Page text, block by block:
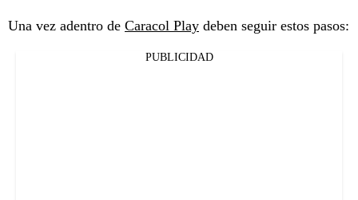
Una vez adentro de Caracol Play deben seguir estos pasos:
PUBLICIDAD